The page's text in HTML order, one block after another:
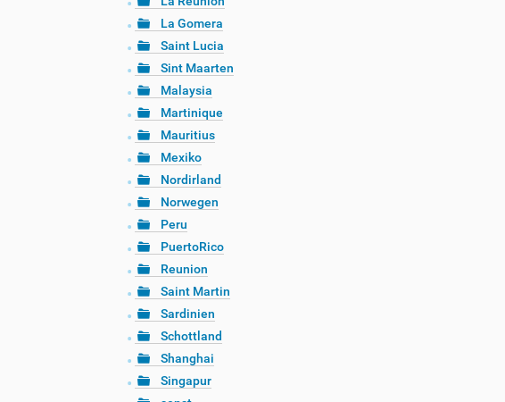
La Gomera
Saint Lucia
Sint Maarten
Malaysia
Martinique
Mauritius
Mexiko
Nordirland
Norwegen
Peru
PuertoRico
Reunion
Saint Martin
Sardinien
Schottland
Shanghai
Singapur